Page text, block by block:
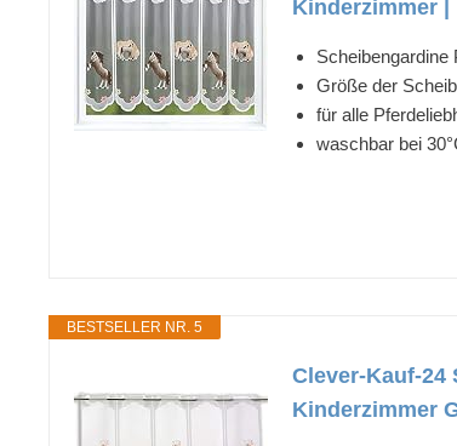
Kinderzimmer |
Scheibengardine
Größe der
für alle
waschbar bei
BESTSELLER NR. 5
Clever-Kauf-24
Kinderzimmer